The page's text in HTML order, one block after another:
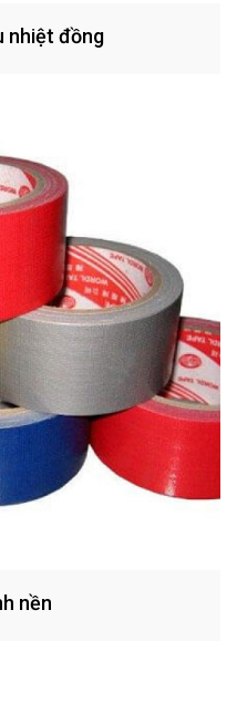
nhiệt đồng
nền